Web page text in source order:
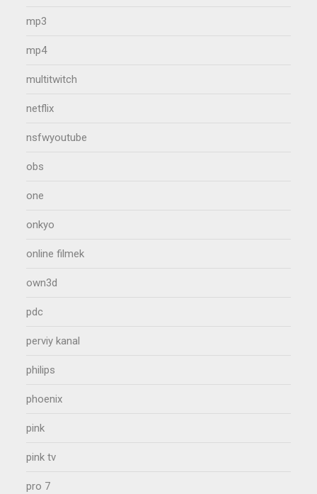
mp3
mp4
multitwitch
netflix
nsfwyoutube
obs
one
onkyo
online filmek
own3d
pdc
perviy kanal
philips
phoenix
pink
pink tv
pro 7